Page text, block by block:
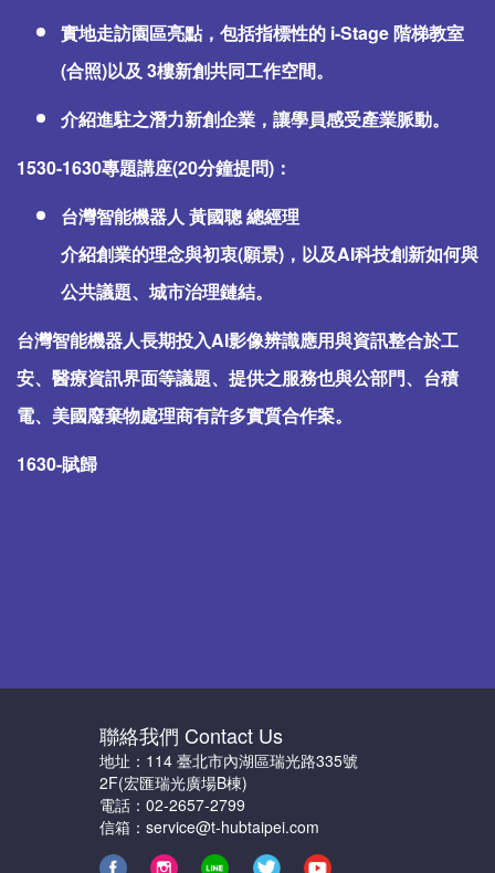
實地走訪園區亮點，包括指標性的 i-Stage 階梯教室
(合照)以及 3樓新創共同工作空間。
介紹進駐之潛力新創企業，讓學員感受產業脈動。
1530-1630專題講座(20分鐘提問)：
台灣智能機器人 黃國聰 總經理
介紹創業的理念與初衷(願景)，以及AI科技創新如何與
公共議題、城市治理鏈結。
台灣智能機器人長期投入AI影像辨識應用與資訊整合於工
安、醫療資訊界面等議題、提供之服務也與公部門、台積
電、美國廢棄物處理商有許多實質合作案。
1630-賦歸
聯絡我們 Contact Us
地址：114 臺北市內湖區瑞光路335號
2F(宏匯瑞光廣場B棟)
電話：02-2657-2799
信箱：service@t-hubtaipei.com